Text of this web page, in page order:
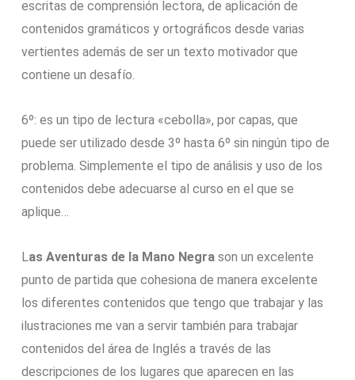
escritas de comprensión lectora, de aplicación de
contenidos gramáticos y ortográficos desde varias
vertientes además de ser un texto motivador que
contiene un desafío.
6º: es un tipo de lectura «cebolla», por capas, que
puede ser utilizado desde 3º hasta 6º sin ningún tipo de
problema. Simplemente el tipo de análisis y uso de los
contenidos debe adecuarse al curso en el que se
aplique…
Las Aventuras de la Mano Negra son un excelente
punto de partida que cohesiona de manera excelente
los diferentes contenidos que tengo que trabajar y las
ilustraciones me van a servir también para trabajar
contenidos del área de Inglés a través de las
descripciones de los lugares que aparecen en las